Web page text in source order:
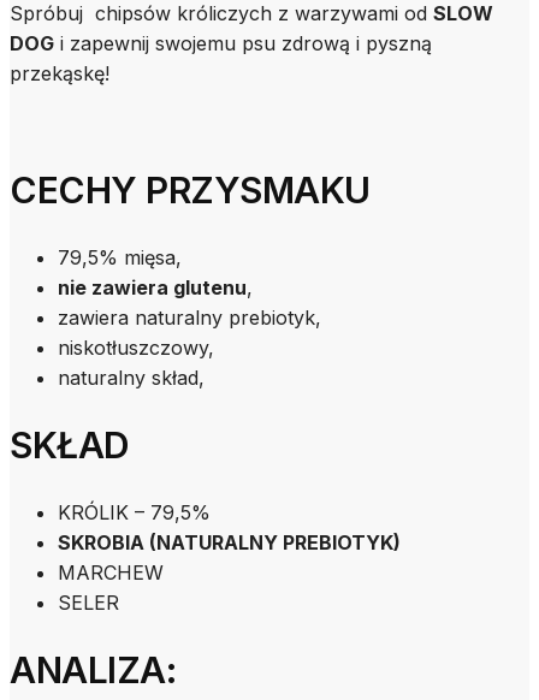
Spróbuj chipsów króliczych z warzywami od SLOW
DOG i zapewnij swojemu psu zdrową i pyszną
przekąskę!
CECHY PRZYSMAKU
79,5% mięsa,
nie zawiera glutenu,
zawiera naturalny prebiotyk,
niskotłuszczowy,
naturalny skład,
SKŁAD
KRÓLIK – 79,5%
SKROBIA (NATURALNY PREBIOTYK)
MARCHEW
SELER
ANALIZA: